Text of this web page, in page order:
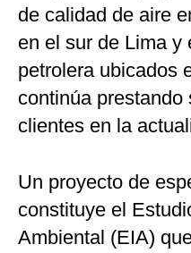
de calidad de aire
en el sur de Lima y
petrolera ubicados
continúa
clientes en la
Un proyecto de
constituye el
Ambiental (EIA)